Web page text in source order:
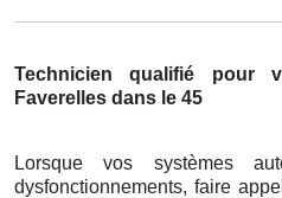
Technicien qualifié pour
Faverelles dans le 45
Lorsque vos systèmes
dysfonctionnements, faire